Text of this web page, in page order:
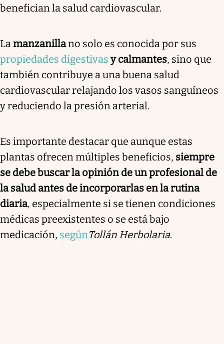
benefician la salud cardiovascular.
Lamanzanillano solo es conocida por sus
propiedades digestivasy calmantes, sino que
también contribuye a una buena salud
cardiovascular relajando los vasos sanguíneos
y reduciendo la presión arterial.
Es importante destacar que aunque estas
plantas ofrecen múltiples beneficios, siempre
se debe buscar la opinión de un profesional de
la salud antes de incorporarlas en la rutina
diaria, especialmente si se tienen condiciones
médicas preexistentes o se está bajo
medicación, segúnTollán Herbolaria.